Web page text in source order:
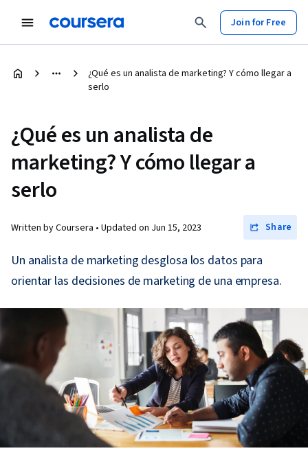
Join for Free
¿Qué es un analista de marketing? Y cómo llegar a
serlo
¿Qué es un analista de
marketing? Y cómo llegar a
serlo
Written by Coursera • Updated on Jun 15, 2023 Share
Un analista de marketing desglosa los datos para
orientar las decisiones de marketing de una empresa.